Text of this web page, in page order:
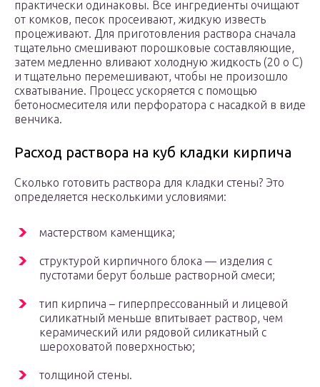
практически одинаковы. Все ингредиенты очищают
от комков, песок просеивают, жидкую известь
процеживают. Для приготовления раствора сначала
тщательно смешивают порошковые составляющие,
затем медленно вливают холодную жидкость (20 о С)
и тщательно перемешивают, чтобы не произошло
схватывание. Процесс ускоряется с помощью
бетоносмесителя или перфоратора с насадкой в виде
венчика.
Расход раствора на куб кладки кирпича
Сколько готовить раствора для кладки стены? Это
определяется несколькими условиями:
мастерством каменщика;
структурой кирпичного блока — изделия с
пустотами берут больше растворной смеси;
тип кирпича – гиперпрессованный и лицевой
силикатный меньше впитывает раствор, чем
керамический или рядовой силикатный с
шероховатой поверхностью;
толщиной стены.